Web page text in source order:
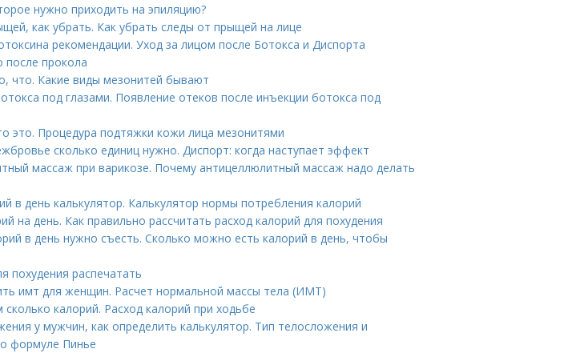
нужно приходить на эпиляцию?
как убрать. Как убрать следы от прыщей на лице
рекомендации. Уход за лицом после Ботокса и Диспорта
после прокола
что. Какие виды мезонитей бывают
под глазами. Появление отеков после инъекции ботокса под
это. Процедура подтяжки кожи лица мезонитями
сколько единиц нужно. Диспорт: когда наступает эффект
массаж при варикозе. Почему антицеллюлитный массаж надо делать
в день калькулятор. Калькулятор нормы потребления калорий
на день. Как правильно рассчитать расход калорий для похудения
в день нужно съесть. Сколько можно есть калорий в день, чтобы
похудения распечатать
имт для женщин. Расчет нормальной массы тела (ИМТ)
калорий. Расход калорий при ходьбе
у мужчин, как определить калькулятор. Тип телосложения и
формуле Пинье